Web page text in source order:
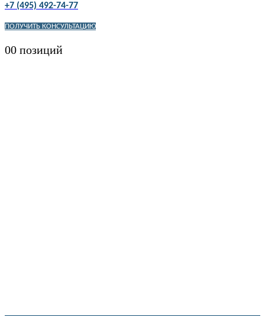
+7 (495) 492-74-77
ПОЛУЧИТЬ КОНСУЛЬТАЦИЮ
00 позиций